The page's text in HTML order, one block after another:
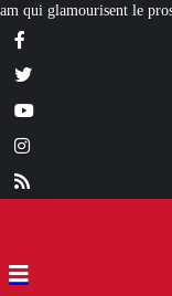
Lourdes : un réfugié